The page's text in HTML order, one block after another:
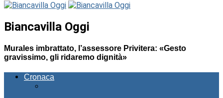
Biancavilla Oggi
Murales imbrattato, l’assessore Privitera: «Gesto
gravissimo, gli ridaremo dignità»
Cronaca